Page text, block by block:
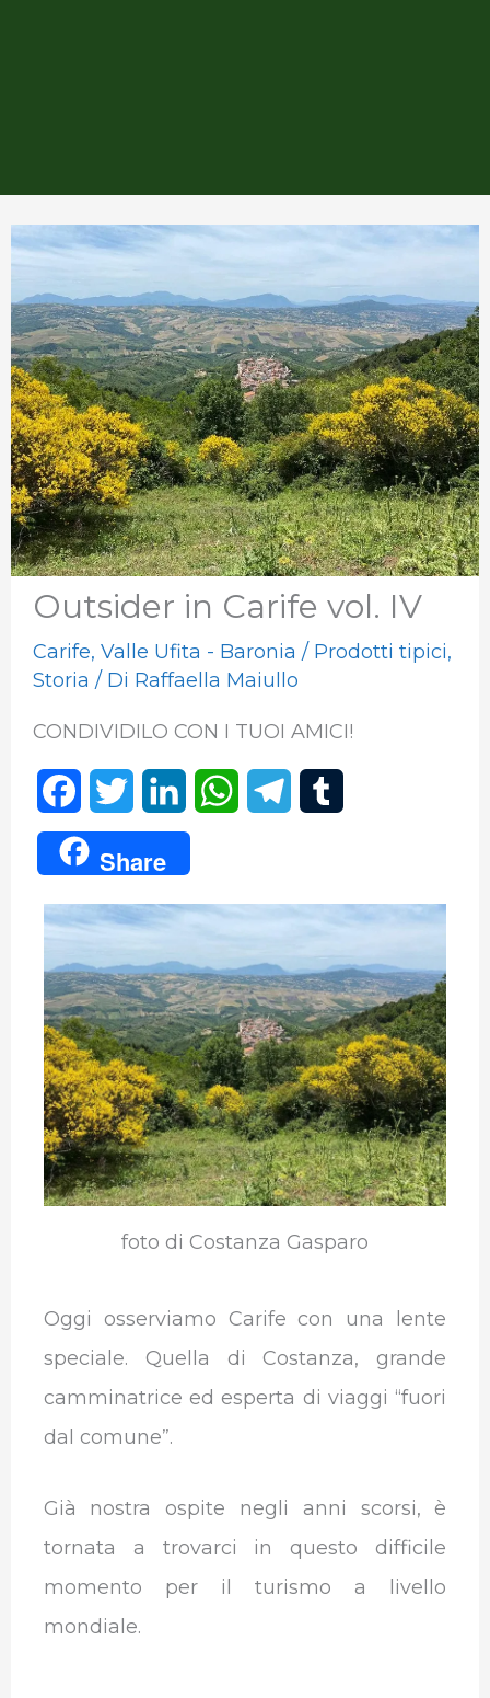
Outsider in Carife vol. IV
Carife, Valle Ufita - Baronia / Prodotti tipici,
Storia / Di Raffaella Maiullo
CONDIVIDILO CON I TUOI AMICI!
a
c
e
b
o
o
k
w
i
t
t
e
r
i
n
e
d
I
n
W
s
A
p
p
g
r
a
m
b
l
r
Share
foto di Costanza Gasparo
Oggi osserviamo Carife con una lente
speciale. Quella di Costanza, grande
camminatrice ed esperta di viaggi “fuori
dal comune”.
Già nostra ospite negli anni scorsi, è
tornata a trovarci in questo difficile
momento per il turismo a livello
mondiale.